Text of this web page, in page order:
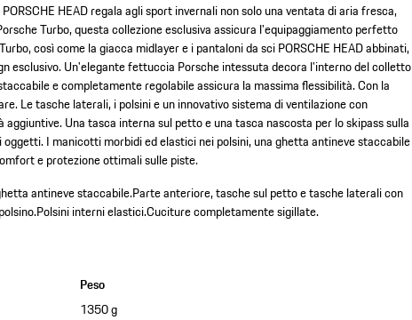
HEAD regala agli sport invernali non solo una ventata di aria fresca,
Turbo, questa collezione esclusiva assicura l'equipaggiamento perfetto
così come la giacca midlayer e i pantaloni da sci PORSCHE HEAD abbinati,
esclusivo. Un'elegante fettuccia Porsche intessuta decora l'interno del colletto
e completamente regolabile assicura la massima flessibilità. Con la
Le tasche laterali, i polsini e un innovativo sistema di ventilazione con
Una tasca interna sul petto e una tasca nascosta per lo skipass sulla
I manicotti morbidi ed elastici nei polsini, una ghetta antineve staccabile
e protezione ottimali sulle piste.
antineve staccabile.Parte anteriore, tasche sul petto e tasche laterali con
Polsini interni elastici.Cuciture completamente sigillate.
Peso
1350 g